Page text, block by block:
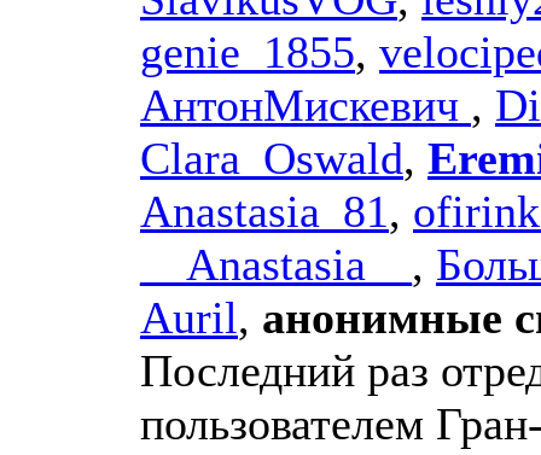
genie_1855,
АнтонМискевич ,
Clara_Oswald,
Anastasia_81,
__Anastasia__ ,
Auril, анонимные
Последний раз
пользователем